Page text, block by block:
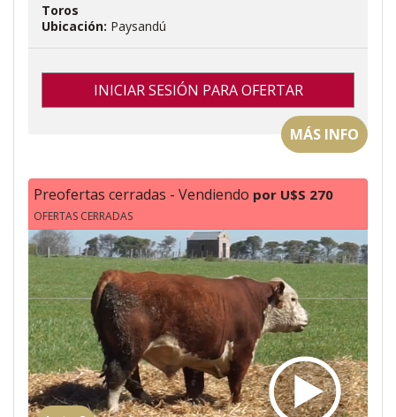
Toros
Ubicación: Paysandú
INICIAR SESIÓN PARA OFERTAR
MÁS INFO
Preofertas cerradas - Vendiendo por U$S 270
OFERTAS CERRADAS